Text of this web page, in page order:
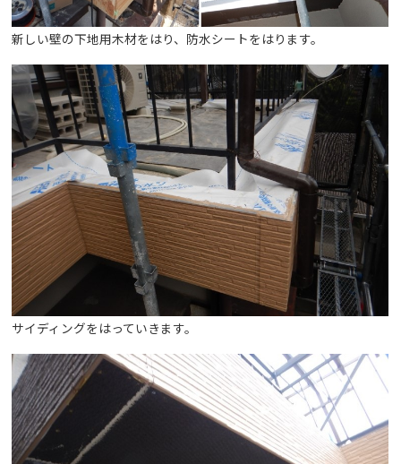
新しい壁の下地用木材をはり、防水シートをはります。
サイディングをはっていきます。